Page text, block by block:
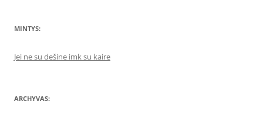
MINTYS:
Jei ne su dešine imk su kaire
ARCHYVAS: